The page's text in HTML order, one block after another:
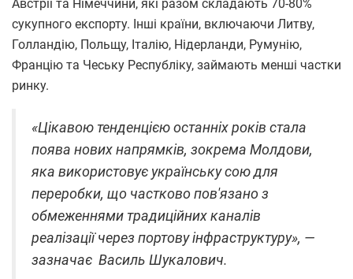
Австрії та Німеччини, які разом складають 70-80%
сукупного експорту. Інші країни, включаючи Литву,
Голландію, Польщу, Італію, Нідерланди, Румунію,
Францію та Чеську Республіку, займають менші частки
ринку.
«Цікавою тенденцією останніх років стала
поява нових напрямків, зокрема Молдови,
яка використовує українську сою для
переробки, що частково пов'язано з
обмеженнями традиційних каналів
реалізації через портову інфраструктуру», —
зазначає Василь Шукалович.